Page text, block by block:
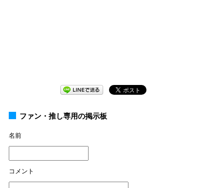
ファン・推し専用の掲示板
名前
コメント